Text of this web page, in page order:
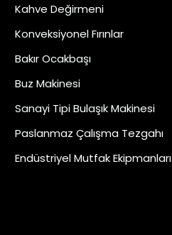
Kahve Değirmeni
Konveksiyonel Fırınlar
Bakır Ocakbaşı
Buz Makinesi
Sanayi Tipi Bulaşık Makinesi
Paslanmaz Çalışma Tezgahı
Endüstriyel Mutfak Ekipmanları